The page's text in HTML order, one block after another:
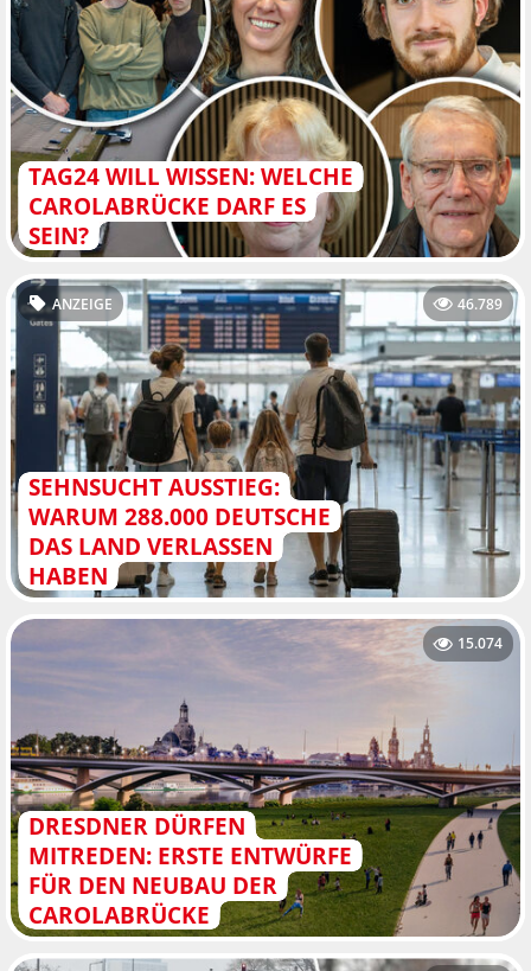
TAG24 WILL WISSEN: WELCHE
CAROLABRÜCKE DARF ES
SEIN?
SEHNSUCHT AUSSTIEG:
WARUM 288.000 DEUTSCHE
DAS LAND VERLASSEN
HABEN
ANZEIGE 46.789
DRESDNER DÜRFEN
MITREDEN: ERSTE ENTWÜRFE
FÜR DEN NEUBAU DER
CAROLABRÜCKE
15.074